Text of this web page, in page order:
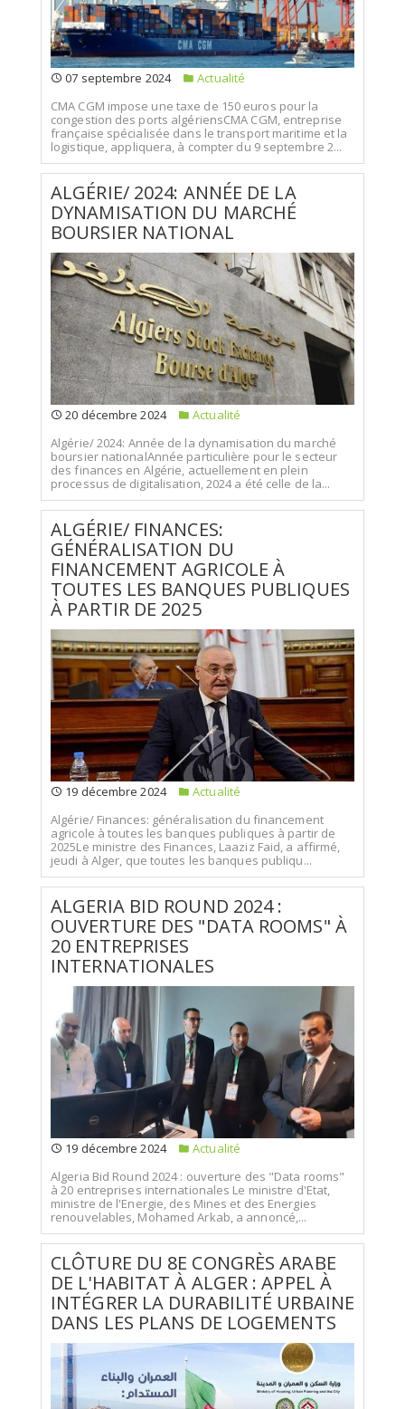
07 septembre 2024
Actualité
CMA CGM impose une taxe de 150 euros pour la
congestion des ports algériensCMA CGM, entreprise
française spécialisée dans le transport maritime et la
logistique, appliquera, à compter du 9 septembre 2...
ALGÉRIE/ 2024: ANNÉE DE LA
DYNAMISATION DU MARCHÉ
BOURSIER NATIONAL
20 décembre 2024
Actualité
Algérie/ 2024: Année de la dynamisation du marché
boursier nationalAnnée particulière pour le secteur
des finances en Algérie, actuellement en plein
processus de digitalisation, 2024 a été celle de la...
ALGÉRIE/ FINANCES:
GÉNÉRALISATION DU
FINANCEMENT AGRICOLE À
TOUTES LES BANQUES PUBLIQUES
À PARTIR DE 2025
19 décembre 2024
Actualité
Algérie/ Finances: généralisation du financement
agricole à toutes les banques publiques à partir de
2025Le ministre des Finances, Laaziz Faid, a affirmé,
jeudi à Alger, que toutes les banques publiqu...
ALGERIA BID ROUND 2024 :
OUVERTURE DES "DATA ROOMS" À
20 ENTREPRISES
INTERNATIONALES
19 décembre 2024
Actualité
Algeria Bid Round 2024 : ouverture des "Data rooms"
à 20 entreprises internationales Le ministre d'Etat,
ministre de l'Energie, des Mines et des Energies
renouvelables, Mohamed Arkab, a annoncé,...
CLÔTURE DU 8E CONGRÈS ARABE
DE L'HABITAT À ALGER : APPEL À
INTÉGRER LA DURABILITÉ URBAINE
DANS LES PLANS DE LOGEMENTS